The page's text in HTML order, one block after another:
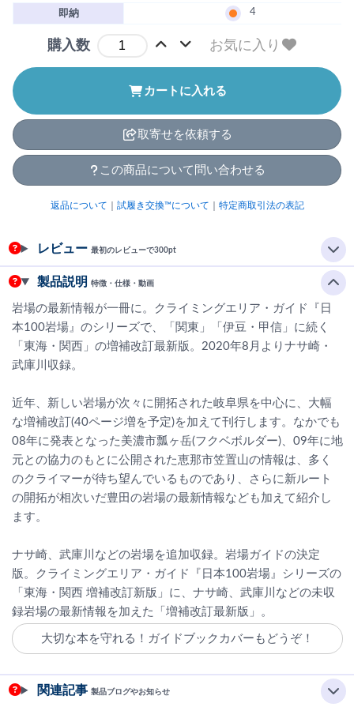
即納 4
購入数 お気に入り
カートに入れる
取寄せを依頼する
この商品について問い合わせる
返品について 試履き交換™について 特定商取引法の表記
レビュー 最初のレビューで300pt
製品説明 特徴・仕様・動画
岩場の最新情報が一冊に。クライミングエリア・ガイド『日
本100岩場』のシリーズで、「関東」「伊豆・甲信」に続く
「東海・関西」の増補改訂最新版。2020年8月よりナサ崎・
武庫川収録。
近年、新しい岩場が次々に開拓された岐阜県を中心に、大幅
な増補改訂(40ページ増を予定)を加えて刊行します。なかでも
08年に発表となった美濃市瓢ヶ岳(フクベボルダー)、09年に地
元との協力のもとに公開された恵那市笠置山の情報は、多く
のクライマーが待ち望んでいるものであり、さらに新ルート
の開拓が相次いだ豊田の岩場の最新情報なども加えて紹介し
ます。
ナサ崎、武庫川などの岩場を追加収録。岩場ガイドの決定
版。クライミングエリア・ガイド『日本100岩場』シリーズの
「東海・関西 増補改訂新版」に、ナサ崎、武庫川などの未収
録岩場の最新情報を加えた「増補改訂最新版」。
大切な本を守れる！ガイドブックカバーもどうぞ！
関連記事 製品ブログやお知らせ